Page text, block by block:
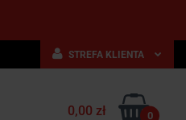
STREFA KLIENTA
Zaloguj się
Zarejestruj się
0,00 zł 0